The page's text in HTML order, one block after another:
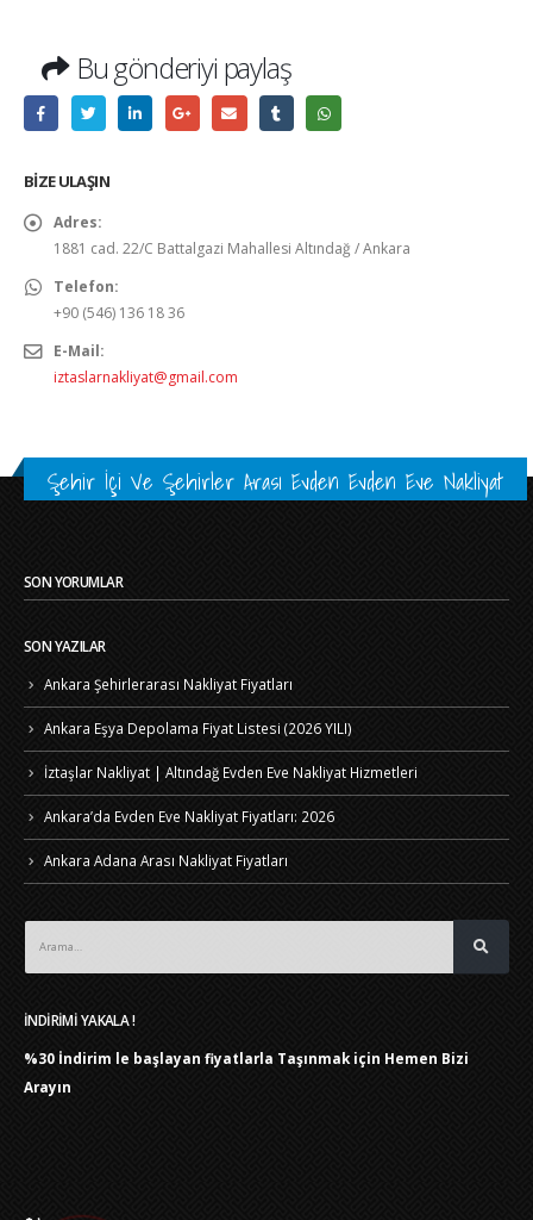
Bu gönderiyi paylaş
BIZE ULAŞIN
Adres:
1881 cad. 22/C Battalgazi Mahallesi Altındağ / Ankara
Telefon:
+90 (546) 136 18 36
E-Mail:
iztaslarnakliyat@gmail.com
Şehir İçi Ve Şehirler Arası Evden Evden Eve Nakliyat
SON YORUMLAR
SON YAZILAR
Ankara Şehirlerarası Nakliyat Fiyatları
Ankara Eşya Depolama Fiyat Listesi (2026 YILI)
İztaşlar Nakliyat | Altındağ Evden Eve Nakliyat Hizmetleri
Ankara’da Evden Eve Nakliyat Fiyatları: 2026
Ankara Adana Arası Nakliyat Fiyatları
İNDİRİMİ YAKALA !
%30 İndirim le başlayan fiyatlarla Taşınmak için Hemen Bizi
Arayın